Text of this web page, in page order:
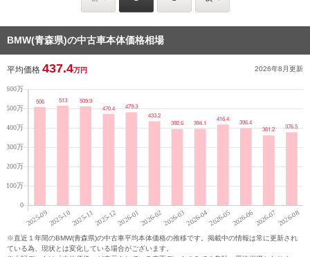
BMW(青森県)の中古車本体価格相場
平均価格 437.4万円 2026年8月更新
※直近１年間のBMW(青森県)の中古車平均本体価格の推移です。掲載中の情報は常に更新され
ている為、現状とは変化している場合がございます。